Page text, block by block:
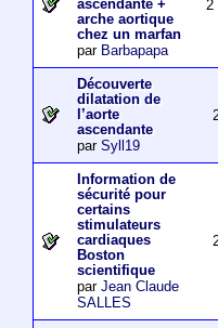
ascendante +
arche aortique
chez un marfan
par Barbapapa
2
Découverte
dilatation de
l’aorte
ascendante
par Syll19
Information de
sécurité pour
certains
stimulateurs
cardiaques
Boston
scientifique
par Jean Claude
SALLES